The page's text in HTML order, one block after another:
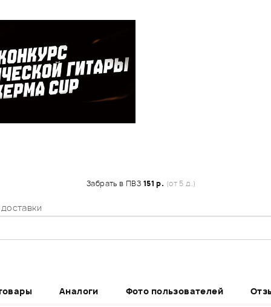
Забрать в ПВЗ 151 р. (от 5 д.)
Аналоги Фото пользователей